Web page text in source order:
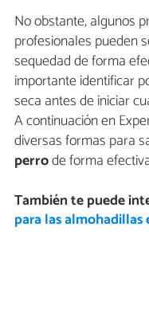
No obstante, algunos
profesionales pueden
sequedad de forma
importante identificar
seca antes de iniciar
A continuación en
diversas formas para
perrode forma
También te puede
para las almohadillas